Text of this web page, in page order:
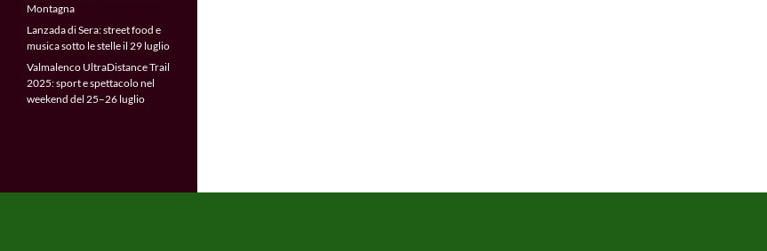
Montagna
Lanzada di Sera: street food e
musica sotto le stelle il 29 luglio
Valmalenco UltraDistance Trail
2025: sport e spettacolo nel
weekend del 25–26 luglio